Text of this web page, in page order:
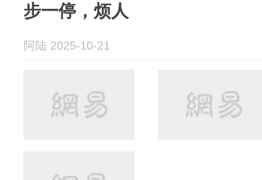
步一停，烦人
阿陆 2025-10-21